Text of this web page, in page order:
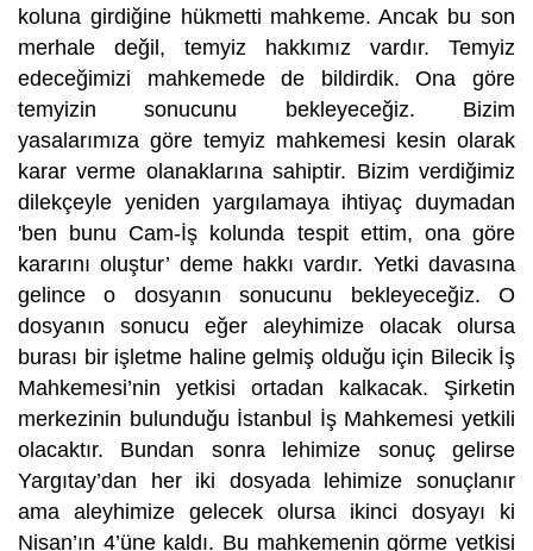
koluna girdiğine hükmetti mahkeme. Ancak bu son
merhale değil, temyiz hakkımız vardır. Temyiz
edeceğimizi mahkemede de bildirdik. Ona göre
temyizin sonucunu bekleyeceğiz. Bizim
yasalarımıza göre temyiz mahkemesi kesin olarak
karar verme olanaklarına sahiptir. Bizim verdiğimiz
dilekçeyle yeniden yargılamaya ihtiyaç duymadan
'ben bunu Cam-İş kolunda tespit ettim, ona göre
kararını oluştur’ deme hakkı vardır. Yetki davasına
gelince o dosyanın sonucunu bekleyeceğiz. O
dosyanın sonucu eğer aleyhimize olacak olursa
burası bir işletme haline gelmiş olduğu için Bilecik İş
Mahkemesi’nin yetkisi ortadan kalkacak. Şirketin
merkezinin bulunduğu İstanbul İş Mahkemesi yetkili
olacaktır. Bundan sonra lehimize sonuç gelirse
Yargıtay’dan her iki dosyada lehimize sonuçlanır
ama aleyhimize gelecek olursa ikinci dosyayı ki
Nisan’ın 4’üne kaldı. Bu mahkemenin görme yetkisi